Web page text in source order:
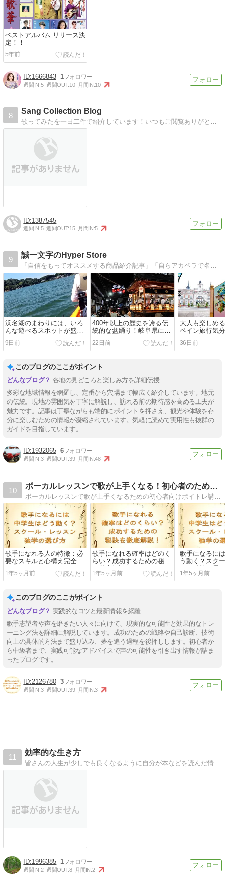
ベストアルバム リリース決
定！！
5年前
1666843 1
週間IN:5 週間OUT:10 月間IN:10
8
Sang Collection Blog
1387545
週間IN:5 週間OUT:15 月間IN:5
9
誠一文字のHyper Store
浜名湖のまわりには、いろ
んな遊べるスポットが盛り
だくさん！『ウォーターア
クティビティ』＆『オルゴ
ールミュージアム』＆『遊
ド！
9日前
400年以上の歴史を誇る伝
統的な盆踊り！岐阜県にあ
る【郡上の徹夜踊り】を撮
影！
22日前
大人も楽しめ
ペイン旅行気
緒あふれるテ
【志摩スペイ
イド＆「ドラ
36日前
このブログのここがポイント
各地の見どころと楽しみ方を詳細伝授
多彩な地域情報を網羅し、定番から穴場まで幅広く紹介しています。地元
の伝統、現地の雰囲気を丁寧に解説し、訪れる前の期待感を高める工夫が
魅力です。記事は丁寧ながらも端的にポイントを押さえ、観光や体験を存
分に楽しむための情報が凝縮されています。気軽に読めて実用性も抜群の
ガイドを目指しています。
1932065 6
週間IN:3 週間OUT:39 月間IN:48
10
ボーカルレッスンで歌が上手くなる！初心者のためのボイトレ講座
ボーカルレッスンで歌が上手くなるための初心者向けボイトレ講座。基本テクニックや練習法を学び、効果的に声を出す方法を習得しましょう。
歌手になれる人の特徴：必
要なスキルと心構え完全ガ
イド
1年5ヶ月前
歌手になれる確率はどのく
らい？成功するための秘訣
を徹底解説！
1年5ヶ月前
歌手になるに
う動く？スク
ン・独学の選
1年5ヶ月前
このブログのここがポイント
実践的なコツと最新情報を網羅
歌手志望者や声を磨きたい人々に向けて、現実的な可能性と効果的なトレ
ーニング法を詳細に解説しています。成功のための戦略や自己診断、技術
向上の具体的方法まで盛り込み、夢を追う過程を後押しします。初心者か
ら中級者まで、実践可能なアドバイスで声の可能性を引き出す情報が詰ま
ったブログです。
2126780 3
週間IN:3 週間OUT:39 月間IN:3
11
効率的な生き方
皆さんの人生が少しでも良くなるように自分が本などを読んだ情報を元に掲載していきます。歌が上手くなりたい、肩こりや睡眠不足で悩んでいる方にオススメです
1996385 1
週間IN:2 週間OUT:8 月間IN:2